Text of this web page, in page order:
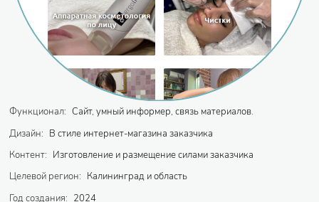
Функционал: Сайт, умный информер, связь материалов.
Дизайн: В стиле интернет-магазина заказчика
Контент: Изготовление и размещение силами заказчика
Целевой регион: Калининград и область
Год создания: 2024